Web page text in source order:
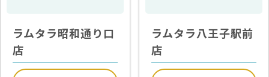
ラムタラ昭和通り口
店
ラムタラ八王子駅前
店